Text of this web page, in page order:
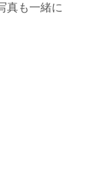
真も一緒に